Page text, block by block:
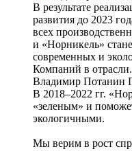
В результате
развития до 2023
всех
и «Норникель»
современных и
Компаний в отрасли.
Владимир Потанин
В 2018–2022 гг.
«зеленым» и
экологичными.
Мы верим в рост